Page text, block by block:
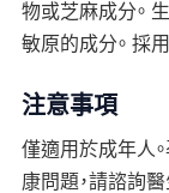
物或芝麻成分。
敏原的成分。 採
注意事項
僅適用於成年人
康問題，請諮詢